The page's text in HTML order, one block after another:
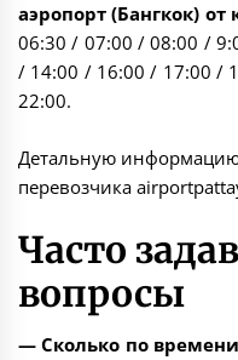
аэропорт (Бангкок)
06:30 / 07:00 / 08:00 /
/ 14:00 / 16:00 / 17:00 /
22:00.
Детальную
перевозчика
Часто
вопросы
— Сколько по времени